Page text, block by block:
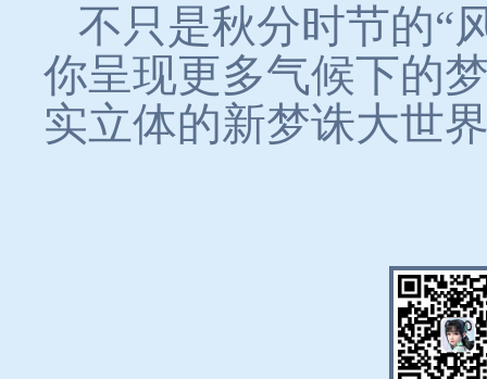
不只是秋分时节的“
你呈现更多气候下的
实立体的新梦诛大世